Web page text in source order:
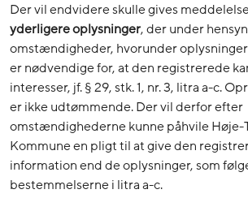
Der vil endvidere skulle gives
yderligere oplysninger, der under
omstændigheder, hvorunder
er nødvendige for, at den registrerede
interesser, jf. § 29, stk. 1, nr. 3, litra a-c.
er ikke udtømmende. Der vil derfor efter
omstændighederne kunne påhvile Høje-
Kommune en pligt til at give den
information end de oplysninger, som
bestemmelserne i litra a-c.